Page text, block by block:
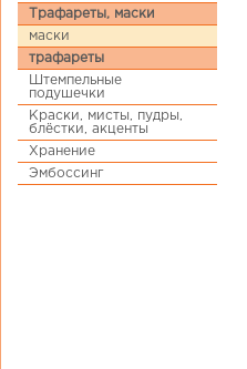
Трафареты, маски
маски
трафареты
Штемпельные
подушечки
Краски, мисты, пудры,
блёстки, акценты
Хранение
Эмбоссинг